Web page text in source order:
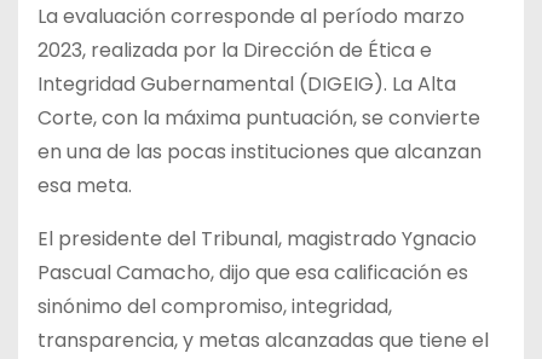
La evaluación corresponde al período marzo
2023, realizada por la Dirección de Ética e
Integridad Gubernamental (DIGEIG). La Alta
Corte, con la máxima puntuación, se convierte
en una de las pocas instituciones que alcanzan
esa meta.
El presidente del Tribunal, magistrado Ygnacio
Pascual Camacho, dijo que esa calificación es
sinónimo del compromiso, integridad,
transparencia, y metas alcanzadas que tiene el